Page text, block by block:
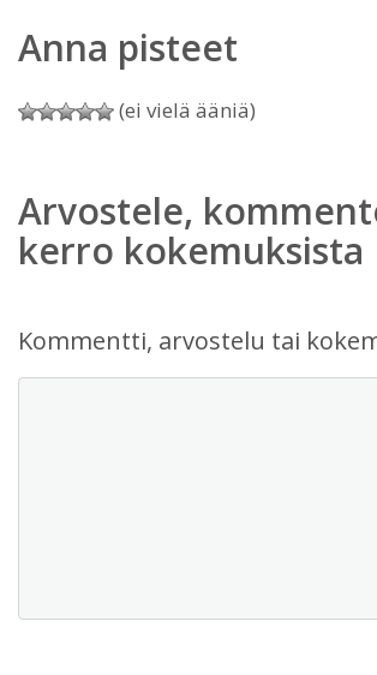
Anna pisteet
(ei vielä ääniä)
Arvostele,
kerro kokemuksista
Kommentti, arvostelu tai